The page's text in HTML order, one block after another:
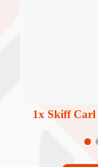
1x Skiff Carl